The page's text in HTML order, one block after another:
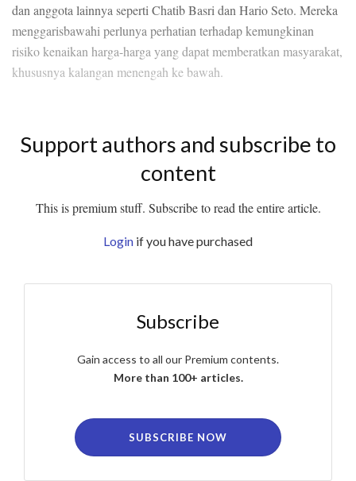
dan anggota lainnya seperti Chatib Basri dan Hario Seto. Mereka
menggarisbawahi perlunya perhatian terhadap kemungkinan
risiko kenaikan harga-harga yang dapat memberatkan masyarakat,
khususnya kalangan menengah ke bawah.
Support authors and subscribe to
content
This is premium stuff. Subscribe to read the entire article.
Login if you have purchased
Subscribe
Gain access to all our Premium contents.
More than 100+ articles.
SUBSCRIBE NOW